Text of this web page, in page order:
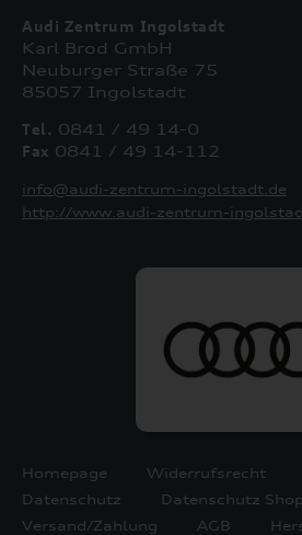
Audi Zentrum Ingolstadt
Karl Brod GmbH
Neuburger Straße 75
85057 Ingolstadt
Tel. 0841 / 49 14-0
Fax 0841 / 49 14-112
info@audi-zentrum-ingolstadt.de
http://www.audi-zentrum-
Homepage Widerrufsrecht
Datenschutz
Datenschutz Shop
Versand/Zahlung
AGB